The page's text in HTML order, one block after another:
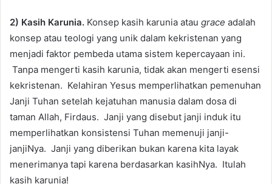
2) Kasih Karunia. Konsep kasih karunia atau grace adalah
konsep atau teologi yang unik dalam kekristenan yang
menjadi faktor pembeda utama sistem kepercayaan ini.
Tanpa mengerti kasih karunia, tidak akan mengerti esensi
kekristenan. Kelahiran Yesus memperlihatkan pemenuhan
Janji Tuhan setelah kejatuhan manusia dalam dosa di
taman Allah, Firdaus. Janji yang disebut janji induk itu
memperlihatkan konsistensi Tuhan memenuji janji-
janjiNya. Janji yang diberikan bukan karena kita layak
menerimanya tapi karena berdasarkan kasihNya. Itulah
kasih karunia!